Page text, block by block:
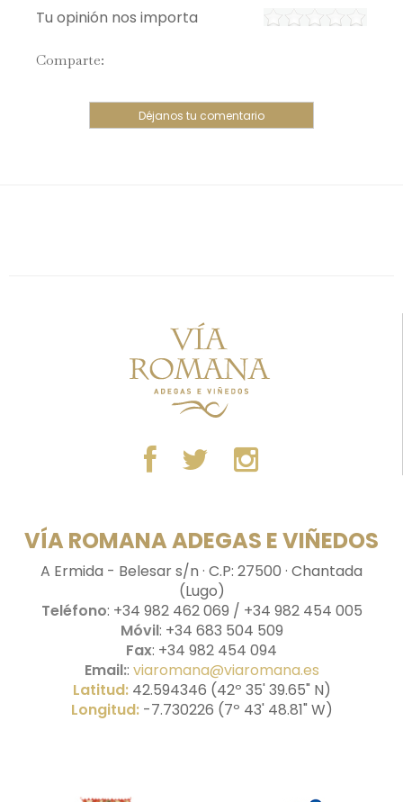
Tu opinión nos importa
Comparte:
Déjanos tu comentario
VÍA ROMANA ADEGAS E VIÑEDOS
A Ermida - Belesar s/n · C.P: 27500 · Chantada
(Lugo)
Teléfono: +34 982 462 069 / +34 982 454 005
Móvil: +34 683 504 509
Fax: +34 982 454 094
Email:: viaromana@viaromana.es
Latitud:42.594346 (42º 35' 39.65" N)
Longitud:-7.730226 (7º 43' 48.81" W)